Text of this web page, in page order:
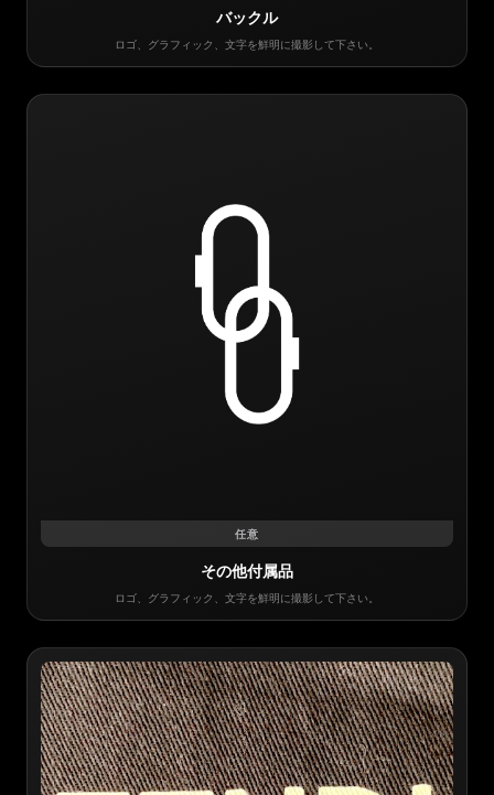
バックル
ロゴ、グラフィック、文字を鮮明に撮影して下さい。
任意
その他付属品
ロゴ、グラフィック、文字を鮮明に撮影して下さい。